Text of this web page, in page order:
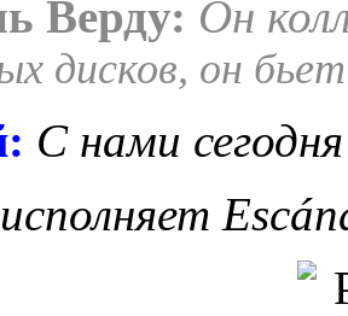
Верду: Он
дисков, он
С нами